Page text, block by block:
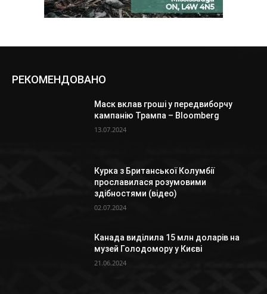
РЕКОМЕНДОВАНО
Маск вклав гроші у передвиборчу
кампанію Трампа – Bloomberg
13.07.2024
Курка з Британської Колумбії
прославилася розумовими
здібностями (відео)
02.07.2024
Канада виділила 15 млн доларів на
музей Голодомору у Києві
21.06.2024